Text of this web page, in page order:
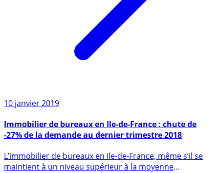
Immobilier de bureaux en Ile-de-France : chute de
L’immobilier de bureaux en Ile-de-France, même s’il se